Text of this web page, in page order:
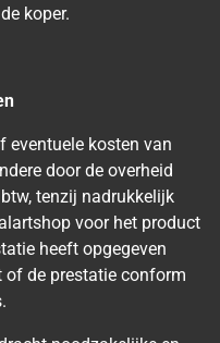
koper.
eventuele kosten van
door de overheid
tenzij nadrukkelijk
voor het product
heeft opgegeven
de prestatie conform